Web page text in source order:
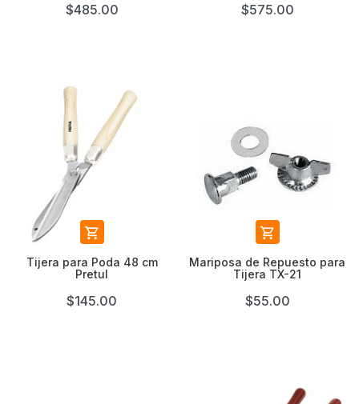
$485.00 $575.00

Tijera para Poda 48 cm
Pretul
$145.00

Mariposa de Repuesto para
Tijera TX-21
$55.00